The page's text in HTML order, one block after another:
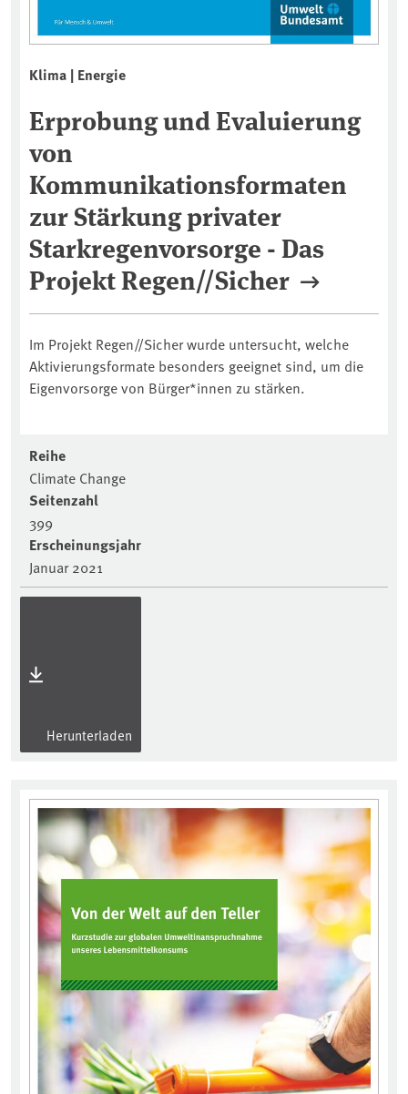
Klima | Energie
Erprobung und Evaluierung
von
Kommunikationsformaten
zur Stärkung privater
Starkregenvorsorge - Das
Projekt Regen//Sicher
Im Projekt Regen//Sicher wurde untersucht, welche
Aktivierungsformate besonders geeignet sind, um die
Eigenvorsorge von Bürger*innen zu stärken.
Reihe
Climate Change
Seitenzahl
399
Erscheinungsjahr
Januar 2021
Herunterladen